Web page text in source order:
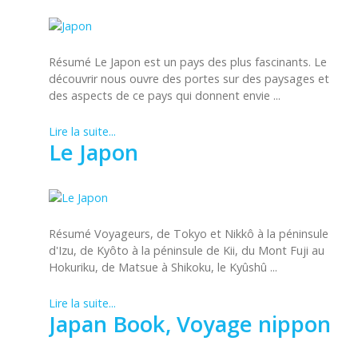
Résumé Le Japon est un pays des plus fascinants. Le
découvrir nous ouvre des portes sur des paysages et
des aspects de ce pays qui donnent envie ...
Lire la suite...
Le Japon
Résumé Voyageurs, de Tokyo et Nikkô à la péninsule
d'Izu, de Kyôto à la péninsule de Kii, du Mont Fuji au
Hokuriku, de Matsue à Shikoku, le Kyûshû ...
Lire la suite...
Japan Book, Voyage nippon